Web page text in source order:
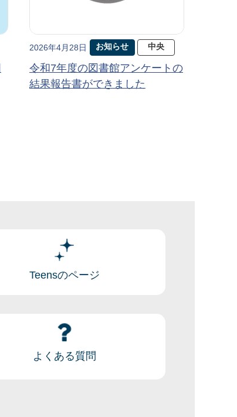
2026年4月28日 お知らせ 中央
令和7年度の図書館アンケートの
結果報告書ができました
Teensのページ
よくある質問